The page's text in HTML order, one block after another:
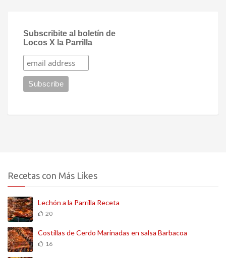
Subscribite al boletín de
Locos X la Parrilla
Recetas con Más Likes
Lechón a la Parrilla Receta
20
Costillas de Cerdo Marinadas en salsa Barbacoa
16